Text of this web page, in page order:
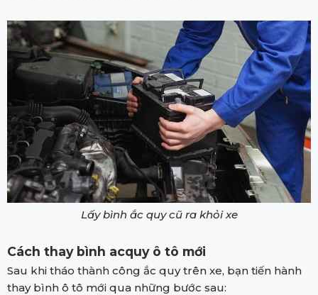
Lấy bình ắc quy cũ ra khỏi xe
Cách thay bình acquy ô tô mới
Sau khi tháo thành công ắc quy trên xe, bạn tiến hành
thay bình ô tô mới qua những bước sau: